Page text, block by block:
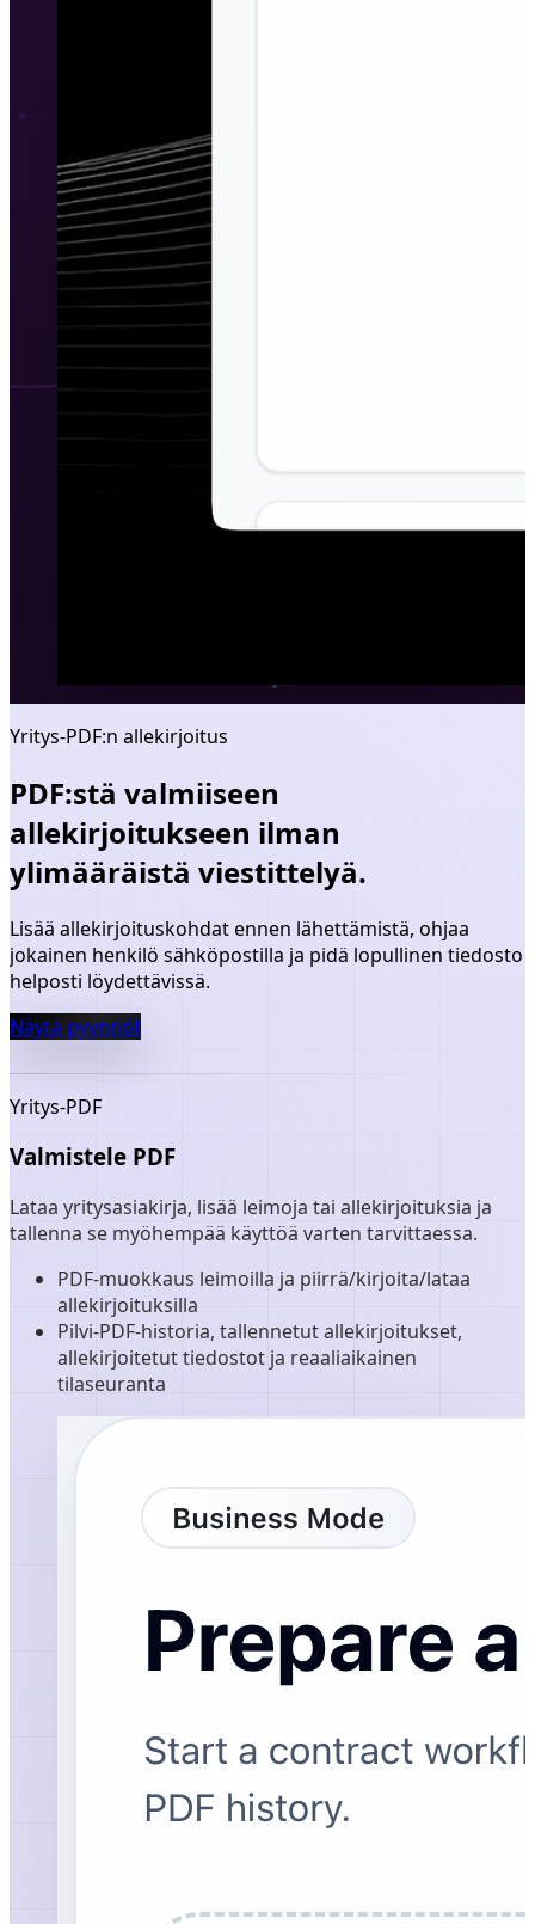
Yritys-PDF:n allekirjoitus
PDF:stä valmiiseen
allekirjoitukseen ilman
ylimääräistä viestittelyä.
Lisää allekirjoituskohdat ennen lähettämistä, ohjaa
jokainen henkilö sähköpostilla ja pidä lopullinen tiedosto
helposti löydettävissä.
Näytä pyynnöt
Yritys-PDF
Valmistele PDF
Lataa yritysasiakirja, lisää leimoja tai allekirjoituksia ja
tallenna se myöhempää käyttöä varten tarvittaessa.
PDF-muokkaus leimoilla ja piirrä/kirjoita/lataa
allekirjoituksilla
Pilvi-PDF-historia, tallennetut allekirjoitukset,
allekirjoitetut tiedostot ja reaaliaikainen
tilaseuranta